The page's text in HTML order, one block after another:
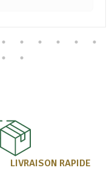
LIVRAISON RAPIDE